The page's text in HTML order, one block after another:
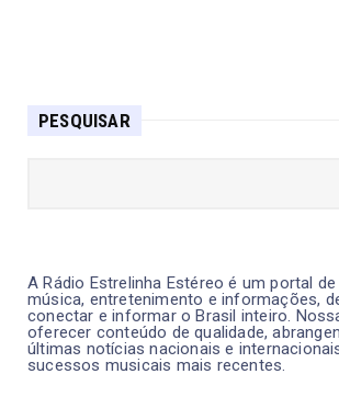
PESQUISAR
A Rádio Estrelinha Estéreo é um portal
música, entretenimento e informações,
conectar e informar o Brasil inteiro.
oferecer conteúdo de qualidade,
últimas notícias nacionais e
sucessos musicais mais recentes.